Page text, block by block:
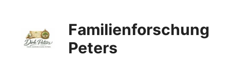
springen
Familienforschung
Peters